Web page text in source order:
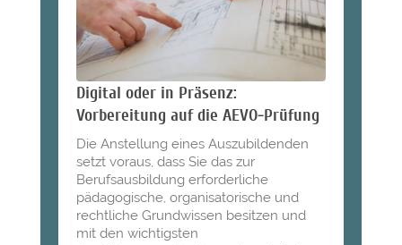
Digital oder in Präsenz:
Vorbereitung auf die AEVO-Prüfung
Die Anstellung eines Auszubildenden
setzt voraus, dass Sie das zur
Berufsausbildung erforderliche
pädagogische, organisatorische und
rechtliche Grundwissen besitzen und
mit den wichtigsten